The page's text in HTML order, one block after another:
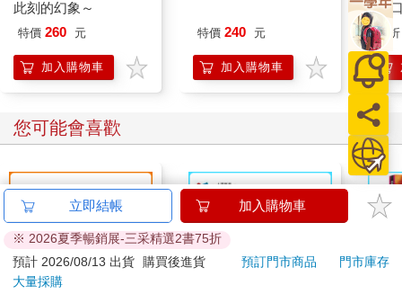
因為人對於讓自己感到痛苦或傷心的事，不會想要接近，一次就
所以當自己捨不得與一個人離別時，正是代表了你們之間處得很
好，就因為歡欣的滿足感，才會讓你捨不得離開。
這是一種對於擁有美好的依戀，對於好，想要留住是一種本能反
應。
在愛情裡頭更是。
兩個人在一起久了，若某日有一方決意要離開了，留下的另一方
通常會百般不願意，於是拉扯著、說著道理，目的都是希望對方
可以改變心意。這也是因為我們捨不得過去的那些美好，而當對
方選擇結束，也就意味著那些美好跟著要終結。
此刻的幻象～
特價 260 元
加入購物車
特價 240 元
加入購物車
(進
89 折
您可能會喜歡
立即結帳 加入購物車
※ 2026夏季暢銷展-三采精選2書75折
預計 2026/08/13 出貨
購買後進貨 預訂門市商品
門市庫存
大量採購